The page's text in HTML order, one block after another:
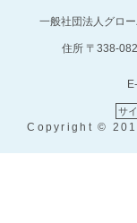
一般社団法人グロ
住所 〒338-
サ
Copyright ©